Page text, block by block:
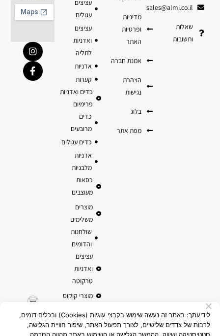
עציצים
עגולים
עציצים
ואדניות
לתליה
אדניות
קערות
כדים ואדניות
פרימיום
כדים
מרובעים
כדים עגולים
אדניות
מלבניות
כסאות
מעוצבים
מוצרים
משלימים
שולחנות
והדומים
עציצים
ואדניות
טרקוטה
מוצרי קוקוס
מדיניות
ופרטיות
האתר
אמנת חברה
הצהרת
נגישות
בלוג
מפת אתר
sales@almi.co.il
שאלות
ותשובות
לידיעתך: באתר זה נעשה שימוש בקבצי עוגיות (Cookies) ובכלים דומים,
לרבות של צדדים שלישיים, לצורך תפעול האתר, שיפור חוויית הגלישה,